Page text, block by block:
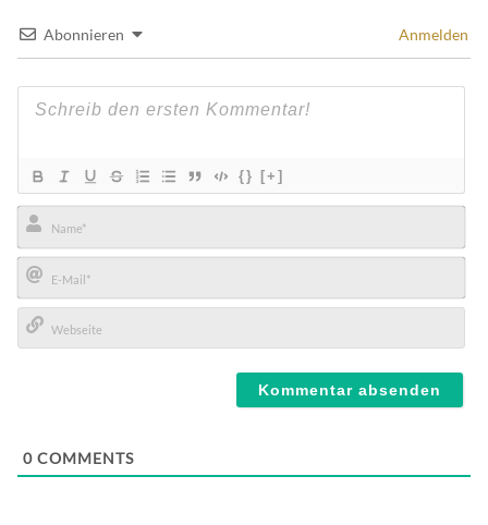
Abonnieren Anmelden
{} [+]
Name*
E-
Mail*
0 COMMENTS